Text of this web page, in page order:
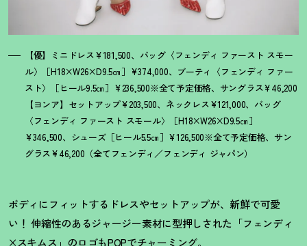
【優】ミニドレス¥181,500、バッグ〈フェンディ ファースト スモー
ル〉［H18×W26×D9.5㎝］¥374,000、ブーティ〈フェンディ ファー
スト〉［ヒール9.5㎝］¥236,500※全て予定価格、サングラス¥46,200
【ヨンア】セットアップ¥203,500、ネックレス¥121,000、バッグ
〈フェンディ ファースト スモール〉［H18×W26×D9.5㎝］
¥346,500、シューズ［ヒール5.5㎝］¥126,500※全て予定価格、サン
グラス¥46,200（全てフェンディ／フェンディ ジャパン）
ボディにフィットするドレスやセットアップが、新鮮で可愛
い ！ 伸縮性のあるジャージー素材に型押しされた「フェンディ
×スキムス」のロゴもPOPでチャーミング。